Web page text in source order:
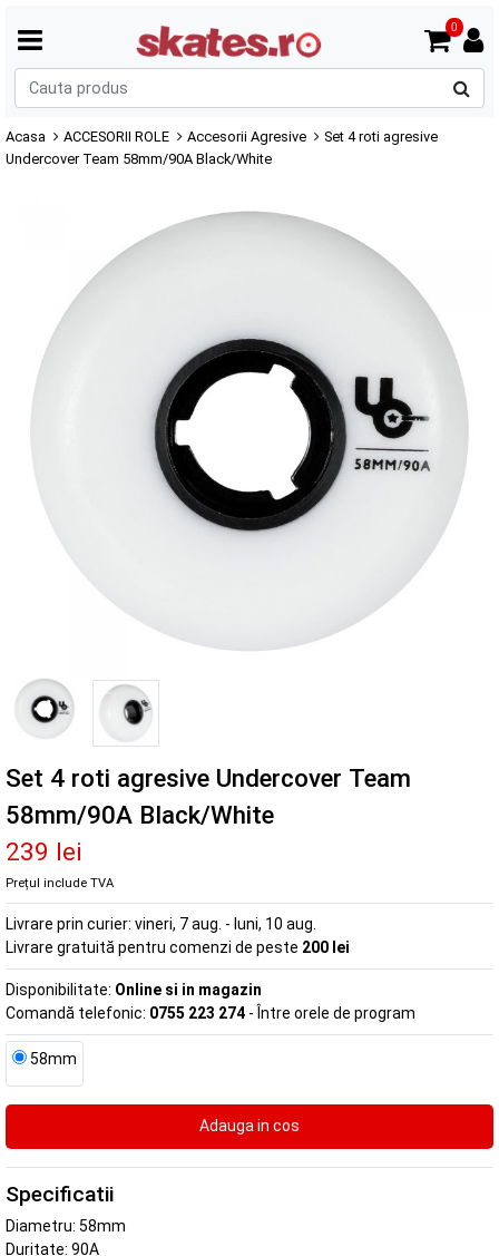
0
Acasa ACCESORII ROLE Accesorii Agresive
Set 4 roti agresive
Undercover Team 58mm/90A Black/White
Set 4 roti agresive Undercover Team
58mm/90A Black/White
239 lei
Prețul include TVA
Livrare prin curier: vineri, 7 aug. - luni, 10 aug.
Livrare gratuită pentru comenzi de peste 200 lei
Disponibilitate: Online si in magazin
Comandă telefonic: 0755 223 274 - Între orele de program
58mm
Specificatii
Diametru: 58mm
Duritate: 90A